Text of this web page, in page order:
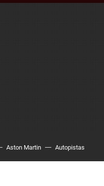
Aston Martin Autopistas